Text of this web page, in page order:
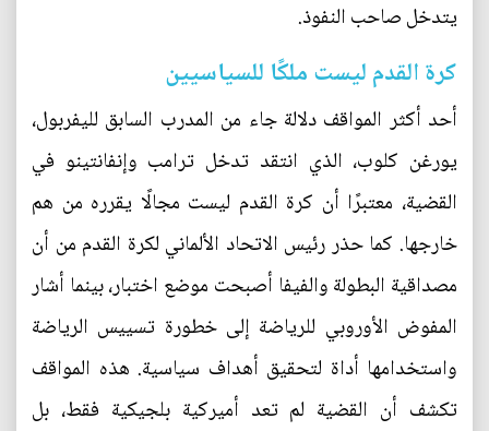
يتدخل صاحب النفوذ.
كرة القدم ليست ملكًا للسياسيين
أحد أكثر المواقف دلالة جاء من المدرب السابق لليفربول،
يورغن كلوب، الذي انتقد تدخل ترامب وإنفانتينو في
القضية، معتبرًا أن كرة القدم ليست مجالًا يقرره من هم
خارجها. كما حذر رئيس الاتحاد الألماني لكرة القدم من أن
مصداقية البطولة والفيفا أصبحت موضع اختبار، بينما أشار
المفوض الأوروبي للرياضة إلى خطورة تسييس الرياضة
واستخدامها أداة لتحقيق أهداف سياسية. هذه المواقف
تكشف أن القضية لم تعد أميركية بلجيكية فقط، بل